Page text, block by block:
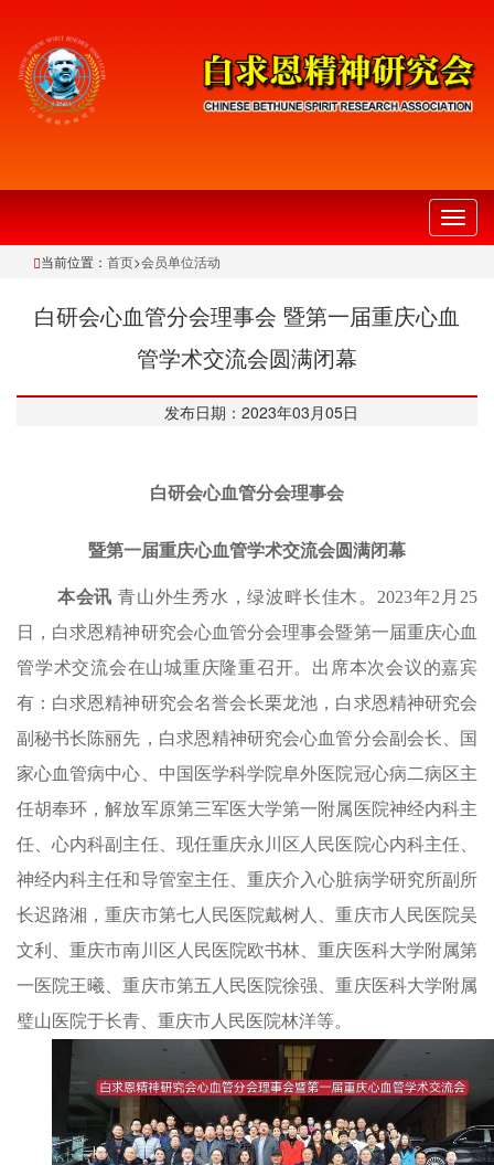
切
换
当前位置： 首页>会员单位活动
白研会心血管分会理事会 暨第一届重庆心血
管学术交流会圆满闭幕
发布日期：2023年03月05日
白研会心血管分会理事会
暨第一届重庆心血管学术交流会圆满闭幕
本会讯 青山外生秀水，绿波畔长佳木。2023年2月25
日，白求恩精神研究会心血管分会理事会暨第一届重庆心血
管学术交流会在山城重庆隆重召开。出席本次会议的嘉宾
有：白求恩精神研究会名誉会长栗龙池，白求恩精神研究会
副秘书长陈丽先，白求恩精神研究会心血管分会副会长、国
家心血管病中心、中国医学科学院阜外医院冠心病二病区主
任胡奉环，解放军原第三军医大学第一附属医院神经内科主
任、心内科副主任、现任重庆永川区人民医院心内科主任、
神经内科主任和导管室主任、重庆介入心脏病学研究所副所
长迟路湘，重庆市第七人民医院戴树人、重庆市人民医院吴
文利、重庆市南川区人民医院欧书林、重庆医科大学附属第
一医院王曦、重庆市第五人民医院徐强、重庆医科大学附属
璧山医院于长青、重庆市人民医院林洋等。